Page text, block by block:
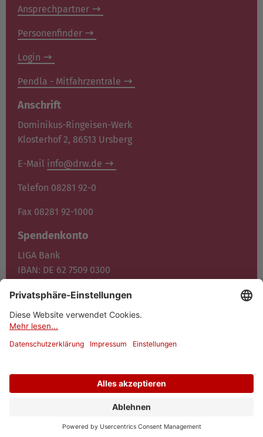
Ansprechpartner
Personenfinder
Login
Pendla - Mitfahrzentrale
Anschrift
Dominikus-Ringeisen-Werk
Klosterhof 2, 86513 Ursberg
E-Mail info@drw.de
Telefon 08281 92-0
Fax 08281 92-1000
Spendenkonto
LIGA Bank
IBAN: DE 62 7509 0300
BIC: GENO DE F1M05
Jetzt spenden
Cookies Barrierefreiheit